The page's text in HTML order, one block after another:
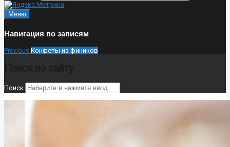
Меню
Навигация по записям
Previous Конфеты из фиников
Поиск